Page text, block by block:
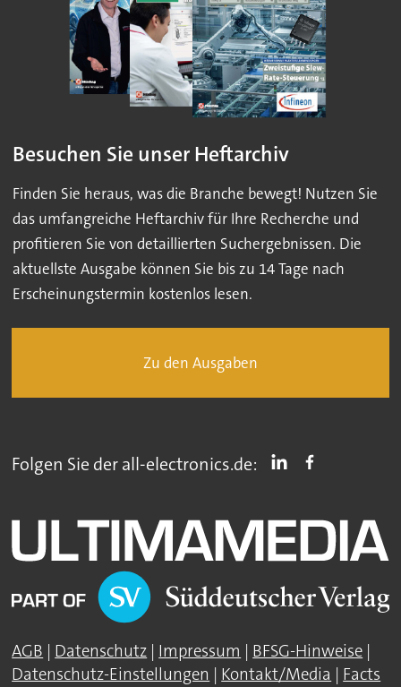
Besuchen Sie unser Heftarchiv
Finden Sie heraus, was die Branche bewegt! Nutzen Sie
das umfangreiche Heftarchiv für Ihre Recherche und
profitieren Sie von detaillierten Suchergebnissen. Die
aktuellste Ausgabe können Sie bis zu 14 Tage nach
Erscheinungstermin kostenlos lesen.
Zu den Ausgaben
Folgen Sie der all-electronics.de:
AGB | Datenschutz | Impressum | BFSG-Hinweise |
Datenschutz-Einstellungen | Kontakt/Media | Facts